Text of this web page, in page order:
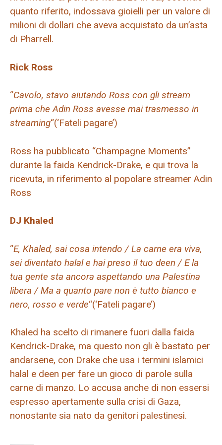
quanto riferito, indossava gioielli per un valore di
milioni di dollari che aveva acquistato da un’asta
di Pharrell.
Rick Ross
“Cavolo, stavo aiutando Ross con gli stream
prima che Adin Ross avesse mai trasmesso in
streaming“(‘Fateli pagare’)
Ross ha pubblicato “Champagne Moments”
durante la faida Kendrick-Drake, e qui trova la
ricevuta, in riferimento al popolare streamer Adin
Ross
DJ Khaled
“E, Khaled, sai cosa intendo / La carne era viva,
sei diventato halal e hai preso il tuo deen / E la
tua gente sta ancora aspettando una Palestina
libera / Ma a quanto pare non è tutto bianco e
nero, rosso e verde“(‘Fateli pagare’)
Khaled ha scelto di rimanere fuori dalla faida
Kendrick-Drake, ma questo non gli è bastato per
andarsene, con Drake che usa i termini islamici
halal e deen per fare un gioco di parole sulla
carne di manzo. Lo accusa anche di non essersi
espresso apertamente sulla crisi di Gaza,
nonostante sia nato da genitori palestinesi.